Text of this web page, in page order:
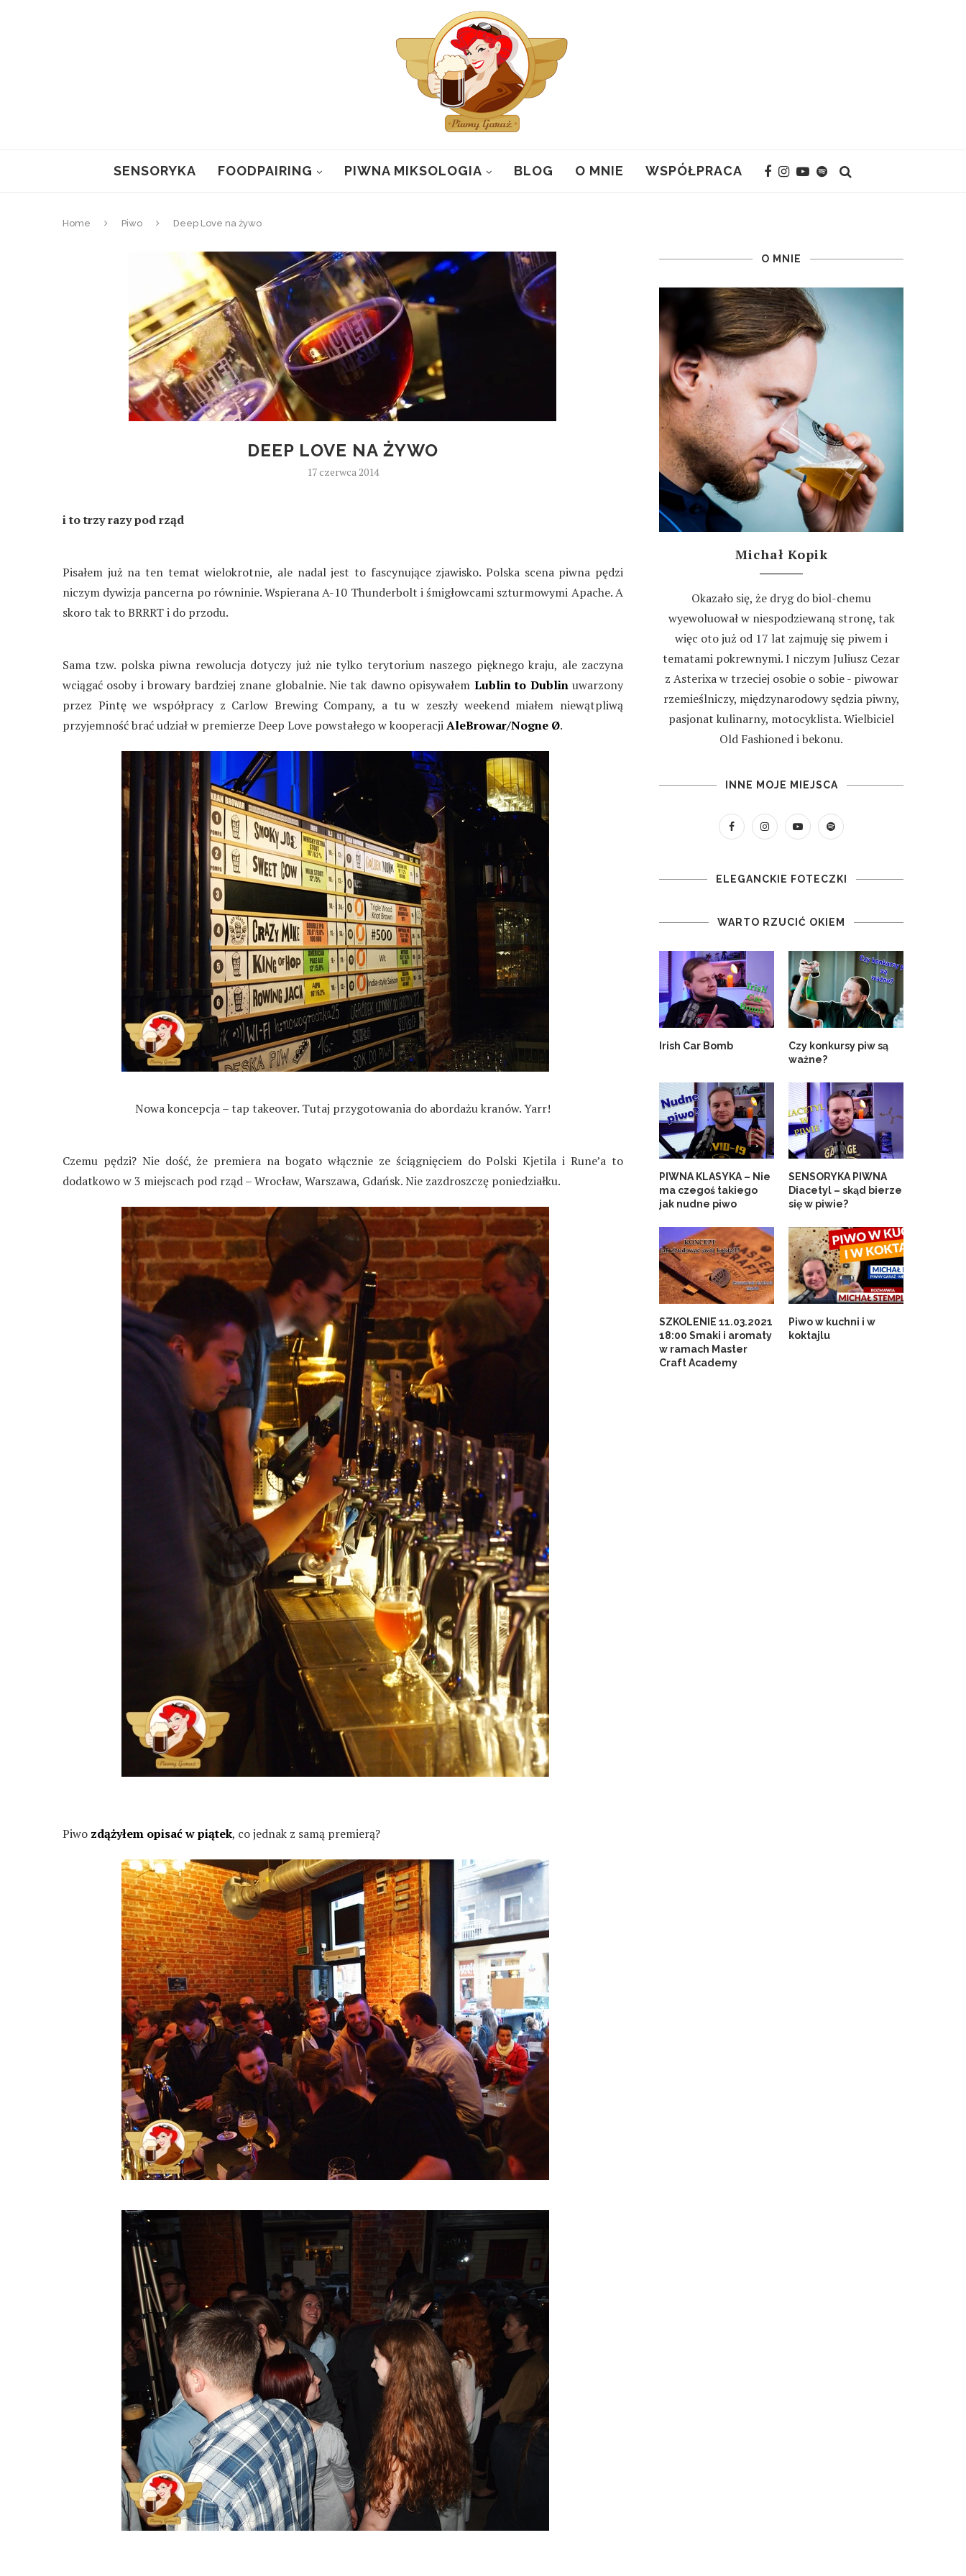
SENSORYKA FOODPAIRING PIWNA MIKSOLOGIA BLOG O MNIE WSPÓŁPRACA
Home Piwo Deep Love na żywo
DEEP LOVE NA ŻYWO
17 czerwca 2014
i to trzy razy pod rząd
Pisałem już na ten temat wielokrotnie, ale nadal jest to fascynujące zjawisko. Polska scena piwna pędzi
niczym dywizja pancerna po równinie. Wspierana A-10 Thunderbolt i śmigłowcami szturmowymi Apache. A
skoro tak to BRRRT i do przodu.
Sama tzw. polska piwna rewolucja dotyczy już nie tylko terytorium naszego pięknego kraju, ale zaczyna
wciągać osoby i browary bardziej znane globalnie. Nie tak dawno opisywałem Lublin to Dublinuwarzony
przez Pintę we współpracy z Carlow Brewing Company, a tu w zeszły weekend miałem niewątpliwą
przyjemność brać udział w premierze Deep Love powstałego w kooperacjiAleBrowar/Nogne Ø.
Nowa koncepcja – tap takeover. Tutaj przygotowania do abordażu kranów. Yarr!
Czemu pędzi? Nie dość, że premiera na bogato włącznie ze ściągnięciem do Polski Kjetila i Rune’a to
dodatkowo w 3 miejscach pod rząd – Wrocław, Warszawa, Gdańsk. Nie zazdroszczę poniedziałku.
Piwo zdążyłem opisać w piątek, co jednak z samą premierą?
O MNIE
Michał Kopik
Okazało się, że dryg do biol-chemu
wyewoluował w niespodziewaną stronę, tak
więc oto już od 17 lat zajmuję się piwem i
tematami pokrewnymi. I niczym Juliusz Cezar
z Asterixa w trzeciej osobie o sobie - piwowar
rzemieślniczy, międzynarodowy sędzia piwny,
pasjonat kulinarny, motocyklista. Wielbiciel
Old Fashioned i bekonu.
INNE MOJE MIEJSCA
ELEGANCKIE FOTECZKI
WARTO RZUCIĆ OKIEM
Irish Car Bomb
Czy konkursy piw są
ważne?
PIWNA KLASYKA – Nie
ma czegoś takiego
jak nudne piwo
SENSORYKA PIWNA
Diacetyl – skąd bierze
się w piwie?
SZKOLENIE 11.03.2021
18:00 Smaki i aromaty
w ramach Master
Craft Academy
Piwo w kuchni i w
koktajlu